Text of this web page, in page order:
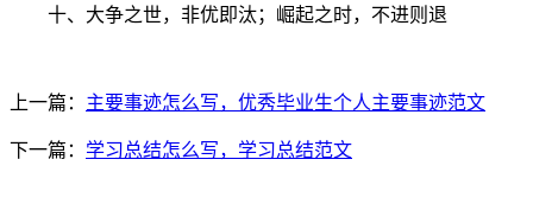
十、大争之世，非优即汰；崛起之时，不进则退
上一篇： 主要事迹怎么写，优秀毕业生个人主要事迹范文
下一篇： 学习总结怎么写，学习总结范文